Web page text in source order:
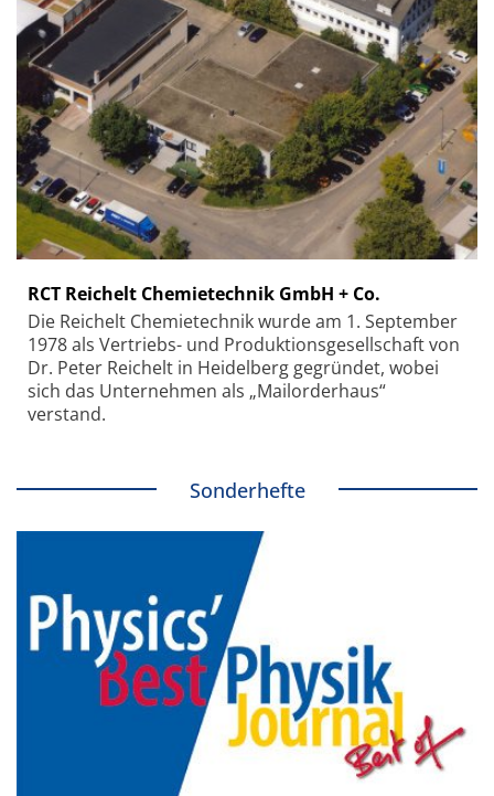
RCT Reichelt Chemietechnik GmbH + Co.
Die Reichelt Chemietechnik wurde am 1. September
1978 als Vertriebs- und Produktionsgesellschaft von
Dr. Peter Reichelt in Heidelberg gegründet, wobei
sich das Unternehmen als „Mailorderhaus“
verstand.
Sonderhefte